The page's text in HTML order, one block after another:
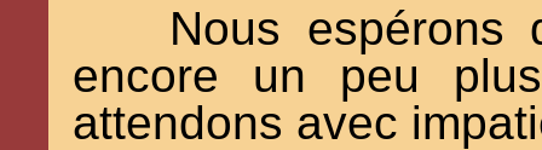
Nous espérons
encore un peu
attendons avec